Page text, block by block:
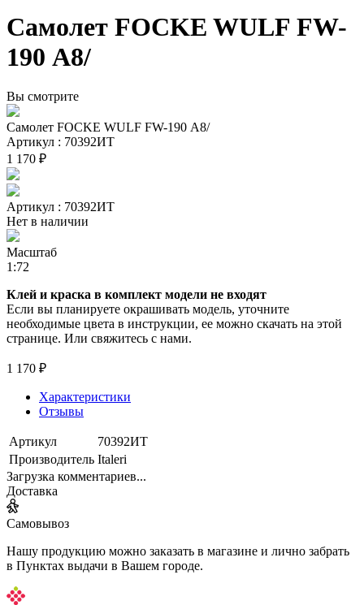
Самолет FOCKE WULF FW-
190 А8/
Вы смотрите
Самолет FOCKE WULF FW-190 А8/
Артикул : 70392ИТ
1 170 ₽
Артикул : 70392ИТ
Нет в наличии
Масштаб
1:72
Клей и краска в комплект модели не входят
Если вы планируете окрашивать модель, уточните
необходимые цвета в инструкции, ее можно скачать на этой
странице. Или свяжитесь с нами.
1 170 ₽
Характеристики
Отзывы
Артикул
70392ИТ
Производитель Italeri
Загрузка комментариев...
Доставка
Самовывоз
Нашу продукцию можно заказать в магазине и лично забрать
в Пунктах выдачи в Вашем городе.